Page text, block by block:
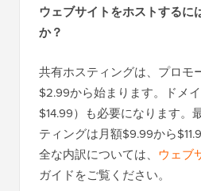
ウェブサイトをホストするに
か？
共有ホスティングは、プロモ
$2.99から始まります。ドメ
$14.99）も必要になります。
ティングは月額$9.99から
全な内訳については、 ウェブ
ガイドをご覧ください。